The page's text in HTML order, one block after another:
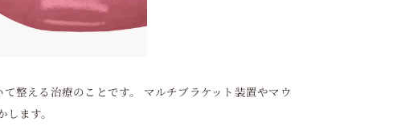
整える治療のことです。 マルチブラケット装置やマウ
ます。